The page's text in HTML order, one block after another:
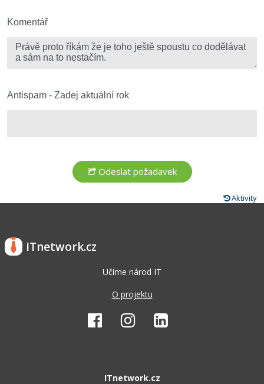
Fórum
Kybernetická bezpečnost
Komentář
Antispam - Zadej aktuální rok
Aktivity
ITnetwork.cz
Učíme národ IT
O projektu
ITnetwork.cz